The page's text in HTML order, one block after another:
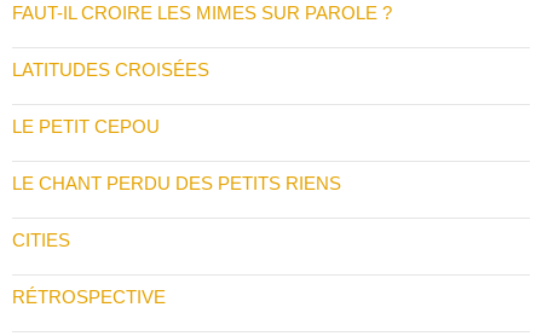
FAUT-IL CROIRE LES MIMES SUR PAROLE ?
LATITUDES CROISÉES
LE PETIT CEPOU
LE CHANT PERDU DES PETITS RIENS
CITIES
RÉTROSPECTIVE